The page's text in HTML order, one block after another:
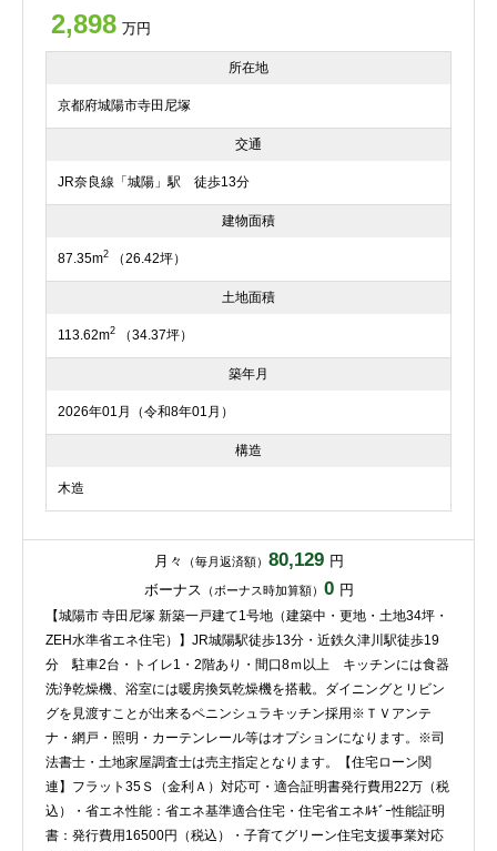
2,898 万円
所在地
京都府城陽市寺田尼塚
交通
JR奈良線「城陽」駅 徒歩13分
建物面積
87.35m2 （26.42坪）
土地面積
113.62m2 （34.37坪）
築年月
2026年01月（令和8年01月）
構造
木造
月々 （毎月返済額） 80,129 円
ボーナス （ボーナス時加算額） 0 円
【城陽市 寺田尼塚 新築一戸建て1号地（建築中・更地・土地34坪・
ZEH水準省エネ住宅）】JR城陽駅徒歩13分・近鉄久津川駅徒歩19
分 駐車2台・トイレ1・2階あり・間口8ｍ以上 キッチンには食器
洗浄乾燥機、浴室には暖房換気乾燥機を搭載。ダイニングとリビン
グを見渡すことが出来るペニンシュラキッチン採用※ＴＶアンテ
ナ・網戸・照明・カーテンレール等はオプションになります。※司
法書士・土地家屋調査士は売主指定となります。【住宅ローン関
連】フラット35Ｓ（金利Ａ）対応可・適合証明書発行費用22万（税
込）・省エネ性能：省エネ基準適合住宅・住宅省エネﾙｷﾞｰ性能証明
書：発行費用16500円（税込）・子育てグリーン住宅支援事業対応